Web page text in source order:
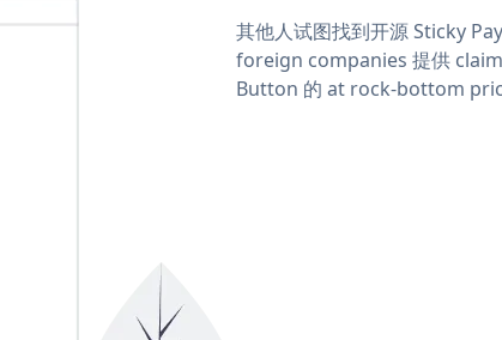
其他人试图找到开源 Sticky
foreign companies 提供
Button 的 at rock-bottom